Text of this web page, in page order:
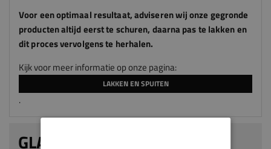
Voor een optimaal resultaat, adviserenwijonze gegronde
producten altijd eerst te schuren, daarna pas te lakken en
dit proces vervolgens te herhalen.
Kijk voor meer informatie op onze pagina:
LAKKEN EN SPUITEN
.
GLADDE PLINT